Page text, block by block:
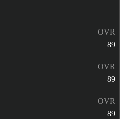
OVR
89
OVR
89
OVR
89